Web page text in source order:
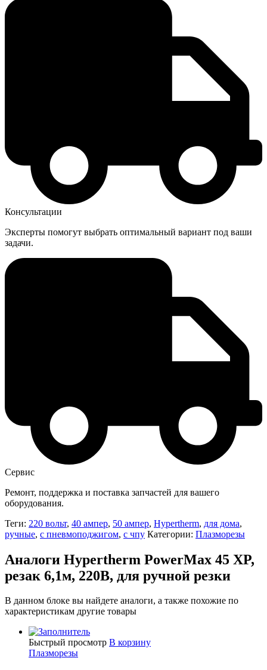
Консультации
Эксперты помогут выбрать оптимальный вариант под ваши
задачи.
Сервис
Ремонт, поддержка и поставка запчастей для вашего
оборудования.
Теги: 220 вольт, 40 ампер, 50 ампер, Hypertherm, для дома,
ручные, с пневмоподжигом, с чпу Категории: Плазморезы
Аналоги Hypertherm PowerMax 45 XP,
резак 6,1м, 220В, для ручной резки
В данном блоке вы найдете аналоги, а также похожие по
характеристикам другие товары
Быстрый просмотр В корзину
Плазморезы